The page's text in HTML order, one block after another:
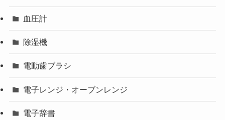
血圧計
除湿機
電動歯ブラシ
電子レンジ・オーブンレンジ
電子辞書